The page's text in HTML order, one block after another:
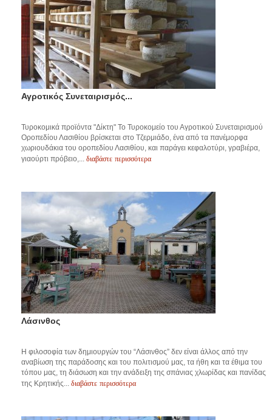
Αγροτικός Συνεταιρισμός...
Τυροκομικά προϊόντα "Δίκτη" Το Τυροκομείο του Αγροτικού Συνεταιρισμού
Οροπεδίου Λασιθίου βρίσκεται στο Τζερμιάδο, ένα από τα πανέμορφα
χωριουδάκια του οροπεδίου Λασιθίου, και παράγει κεφαλοτύρι, γραβιέρα,
γιαούρτι πρόβειο,... διαβάστε περισσότερα
Λάσινθος
Η φιλοσοφία των δημιουργών του “Λάσινθος” δεν είναι άλλος από την
αναβίωση της παράδοσης και του πολιτισμού μας, τα ήθη και τα έθιμα του
τόπου μας, τη διάσωση και την ανάδειξη της σπάνιας χλωρίδας και πανίδας
της Κρητικής... διαβάστε περισσότερα